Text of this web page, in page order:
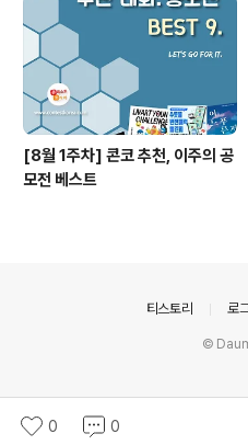
[8월 1주차] 콘코 추천, 이주의 공
모전 베스트
0 0
티스토리 로
©